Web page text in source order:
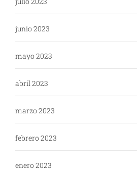
junio 2023
mayo 2023
abril 2023
marzo 2023
febrero 2023
enero 2023